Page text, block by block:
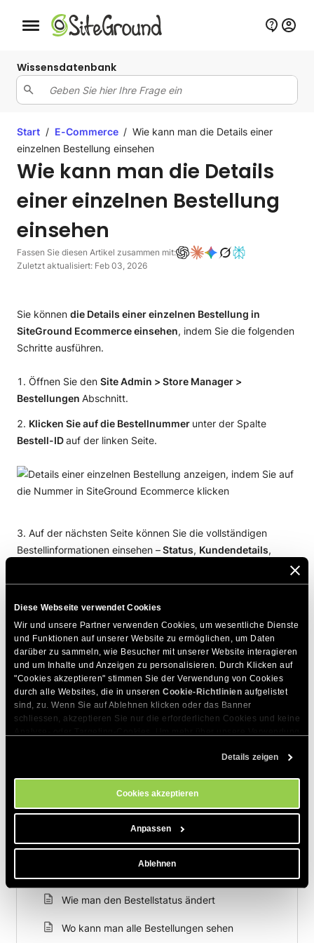
Diese Webseite verwendet Cookies
Wir und unsere Partner verwenden Cookies, um wesentliche Dienste
und Funktionen auf unserer Website zu ermöglichen, um Daten
darüber zu sammeln, wie Besucher mit unserer Website interagieren
und um Inhalte und Anzeigen zu personalisieren. Durch Klicken auf
"Cookies akzeptieren" stimmen Sie der Verwendung von Cookies
durch alle Websites, die in unseren Cookie-Richtlinien aufgelistet
sind, zu. Wenn Sie auf Ablehnen klicken oder das Banner
schliessen, akzeptieren Sie nur die erforderlichen Cookies und keine
. Sie können Ihre Cookie-Einstellungen jederzeit im
Details zeigen
Cookies akzeptieren
Anpassen
Ablehnen
Schaltfläche Mobile Navigation
Wissensdatenbank
Start / E-Commerce / Wie kann man die Details einer
einzelnen Bestellung einsehen
Wie kann man die Details
einer einzelnen Bestellung
einsehen
Fassen Sie diesen Artikel zusammen mit:
Zuletzt aktualisiert: Feb 03, 2026
Sie können die Details einer einzelnen Bestellung in
SiteGround Ecommerce einsehen, indem Sie die folgenden
Schritte ausführen.
Öffnen Sie den Site Admin > Store Manager >
Bestellungen Abschnitt.
Klicken Sie auf die Bestellnummer unter der Spalte
Bestell-IDauf der linken Seite.
Auf der nächsten Seite können Sie die vollständigen
Bestellinformationen einsehen –Status, Kundendetails,
Zahlungsinformationen,
BestellzusammenfassungundAktionsprotokoll.
Sie können hier auch den Status der Bestellung ändern. Wie
das geht, erfahren Sie in der Anleitung zumÄndern des
Status einer Bestellung
Wie man den Bestellstatus ändert
Wo kann man alle Bestellungen sehen